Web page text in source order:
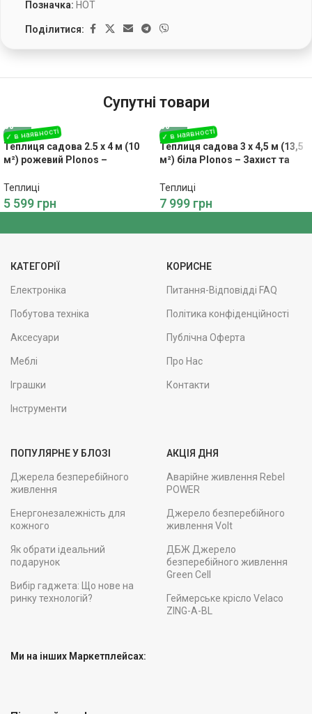
Позначка: HOT
Поділитися:
Супутні товари
Теплиця садова 2.5 x 4 м (10
м²) рожевий Plonos –
функціональний
Теплиці
5 599 грн
Теплиця садова 3 x 4,5 м (13,5
м²) біла Plonos – Захист та
Теплиці
7 999 грн
КАТЕГОРІЇ
Електроніка
Побутова техніка
Аксесуари
Меблі
Іграшки
Інструменти
КОРИСНЕ
Питання-Відповідді FAQ
Політика конфіденційності
Публічна Оферта
Про Нас
Контакти
ПОПУЛЯРНЕ У БЛОЗІ
Джерела безперебійного
живлення
Енергонезалежність для
кожного
Як обрати ідеальний
подарунок
Вибір гаджета: Що нове на
ринку технологій?
АКЦІЯ ДНЯ
Аварійне живлення Rebel
POWER
Джерело безперебійного
живлення Volt
ДБЖ Джерело
безперебійного живлення
Green Cell
Геймерське крісло Velaco
ZING-A-BL
Ми на інших Маркетплейсах: